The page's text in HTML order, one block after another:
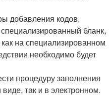
добавления кодов,
бланк,
на специализированном
необходимо будет
процедуру заполнения
так и в электронном.